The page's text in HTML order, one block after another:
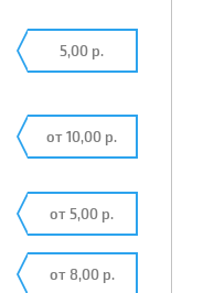
5,00 р.
от 10,00 р.
от 5,00 р.
от 8,00 р.